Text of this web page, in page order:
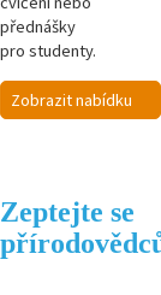
přednášky
pro studenty.
Zobrazit nabídku
Zeptejte se